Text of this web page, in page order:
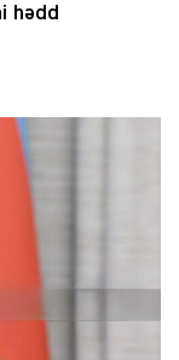
hədd